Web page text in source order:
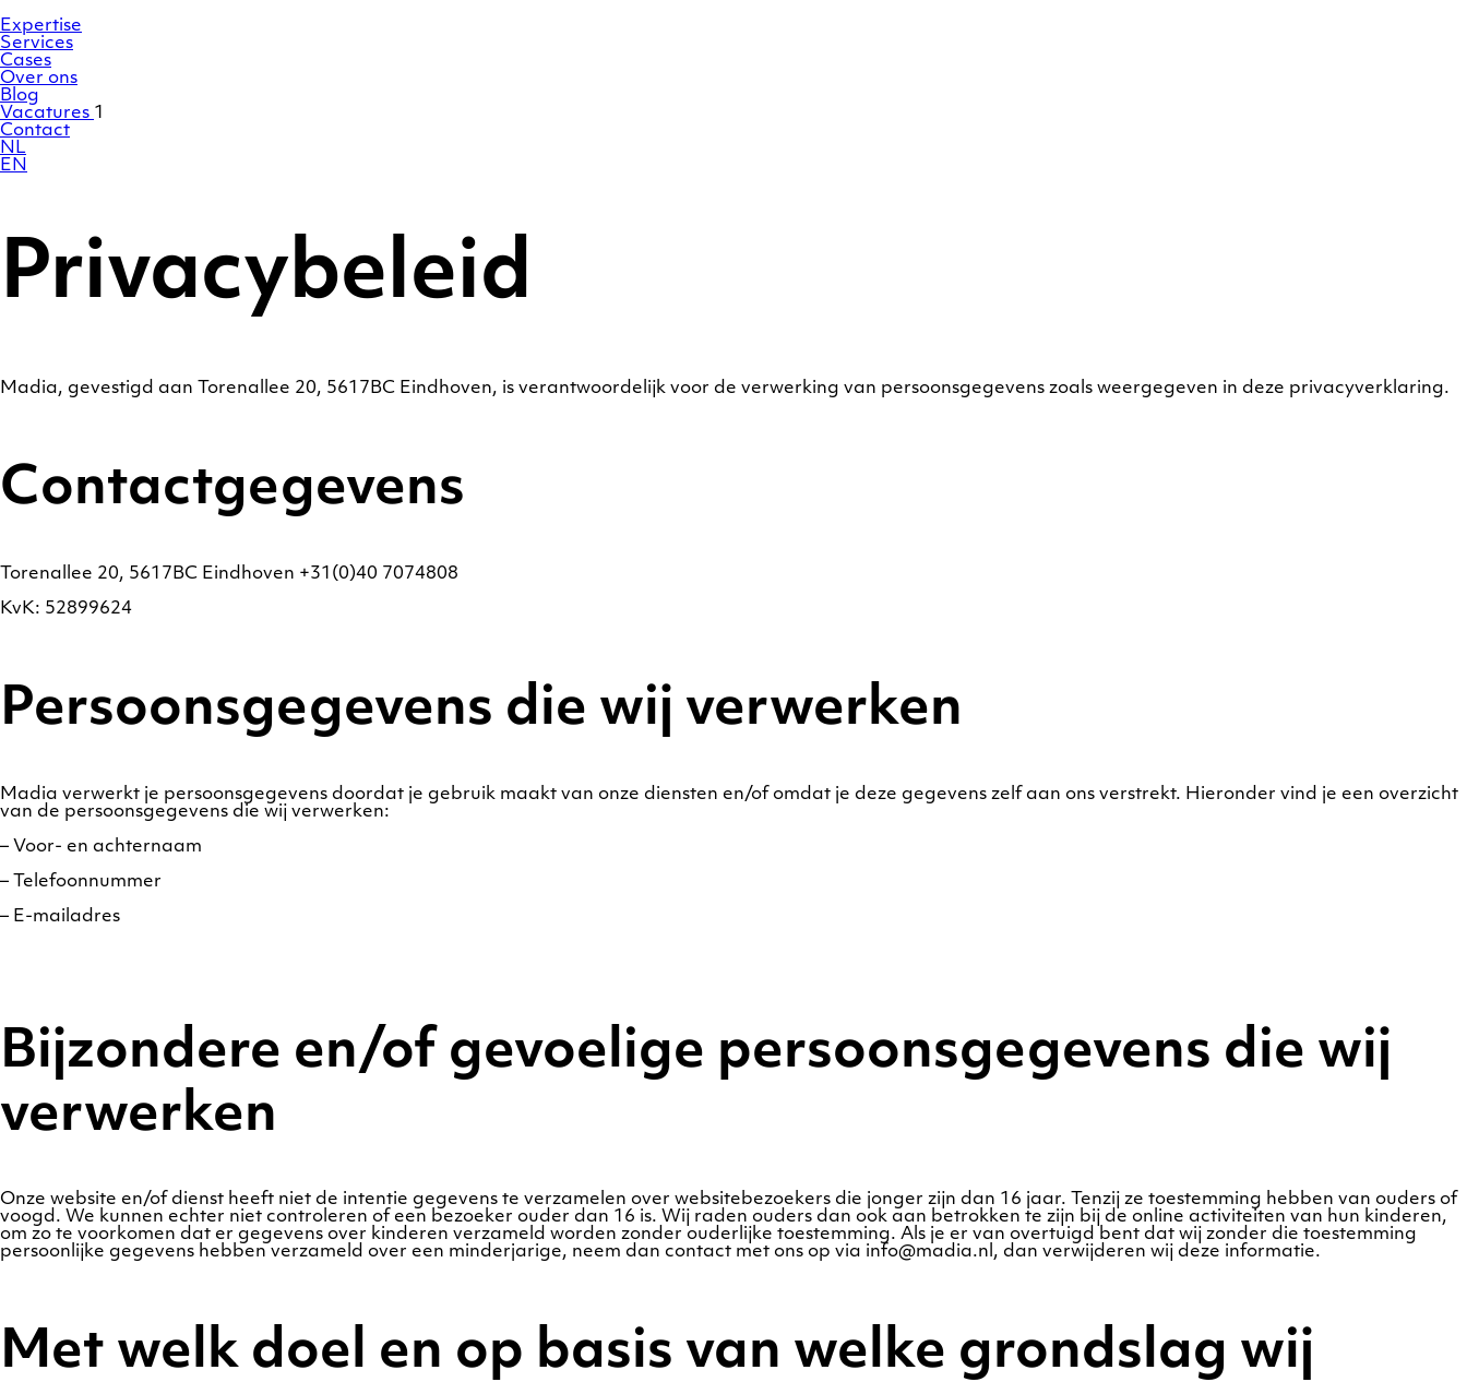
naar
de
inhoud
Expertise
Services
Cases
Over ons
Blog
Vacatures 1
Contact
NL
EN
Privacybeleid
Madia, gevestigd aan Torenallee 20, 5617BC Eindhoven, is verantwoordelijk voor de verwerking van persoonsgegevens zoals weergegeven in deze privacyverklaring.
Contactgegevens
Torenallee 20, 5617BC Eindhoven +31(0)40 7074808
KvK: 52899624
Persoonsgegevens die wij verwerken
Madia verwerkt je persoonsgegevens doordat je gebruik maakt van onze diensten en/of omdat je deze gegevens zelf aan ons verstrekt. Hieronder vind je een overzicht
van de persoonsgegevens die wij verwerken:
– Voor- en achternaam
– Telefoonnummer
– E-mailadres
Bijzondere en/of gevoelige persoonsgegevens die wij
verwerken
Onze website en/of dienst heeft niet de intentie gegevens te verzamelen over websitebezoekers die jonger zijn dan 16 jaar. Tenzij ze toestemming hebben van ouders of
voogd. We kunnen echter niet controleren of een bezoeker ouder dan 16 is. Wij raden ouders dan ook aan betrokken te zijn bij de online activiteiten van hun kinderen,
om zo te voorkomen dat er gegevens over kinderen verzameld worden zonder ouderlijke toestemming. Als je er van overtuigd bent dat wij zonder die toestemming
persoonlijke gegevens hebben verzameld over een minderjarige, neem dan contact met ons op via info@madia.nl, dan verwijderen wij deze informatie.
Met welk doel en op basis van welke grondslag wij